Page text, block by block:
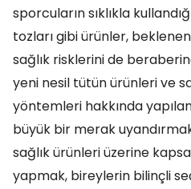
sporcuların sıklıkla
tozları gibi ürünler,
sağlık risklerini de
yeni nesil tütün ürünleri ve
yöntemleri hakkında
büyük bir merak
sağlık ürünleri üzerine
yapmak, bireylerin bilinçli